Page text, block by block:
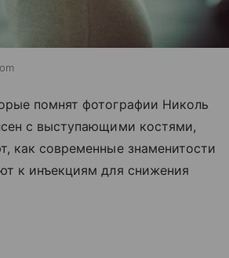
помнят фотографии Николь
с выступающими костями,
как современные знаменитости
к инъекциям для снижения